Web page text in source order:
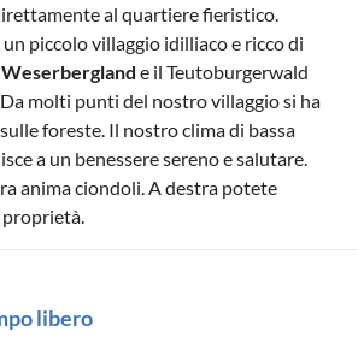
al quartiere fieristico.
un piccolo villaggio idilliaco e ricco di
Weserbergland e il Teutoburgerwald
molti punti del nostro villaggio si ha
foreste. Il nostro clima di bassa
a un benessere sereno e salutare.
anima ciondoli. A destra potete
libero